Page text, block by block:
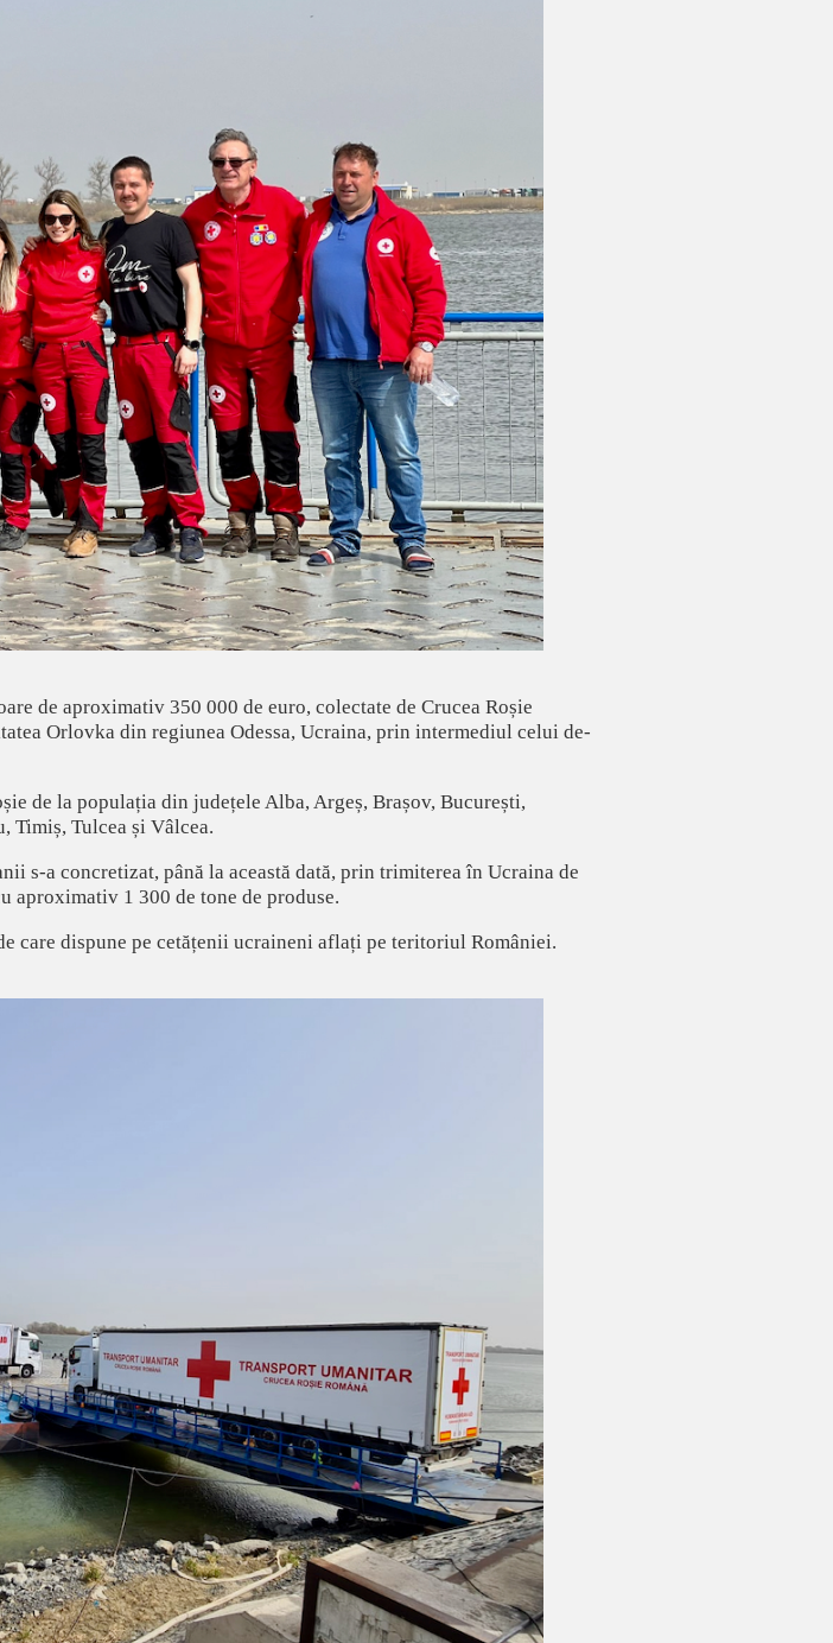
de aproximativ 350 000 de euro, colectate de Crucea Roșie
Orlovka din regiunea Odessa, Ucraina, prin intermediul celui de-
de la populația din județele Alba, Argeș, Brașov, București,
Timiș, Tulcea și Vâlcea.
s-a concretizat, până la această dată, prin trimiterea în Ucraina de
aproximativ 1 300 de tone de produse.
care dispune pe cetățenii ucraineni aflați pe teritoriul României.